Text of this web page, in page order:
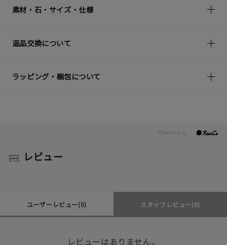
素材・石・サイズ・仕様
返品交換について
ラッピング・梱包について
レビュー
ユーザーレビュー(0) スタッフレビュー(0)
レビューはありません。